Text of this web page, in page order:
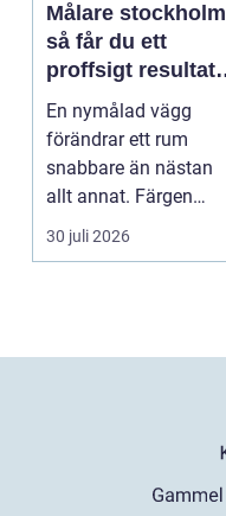
Målare stockholm
så får du ett
proffsigt resultat
hemma
En nymålad vägg
förändrar ett rum
snabbare än nästan
allt annat. Färgen
påverkar hur vi
30 juli 2026